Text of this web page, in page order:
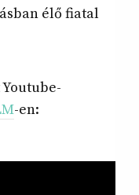
élő fiatal
-en: